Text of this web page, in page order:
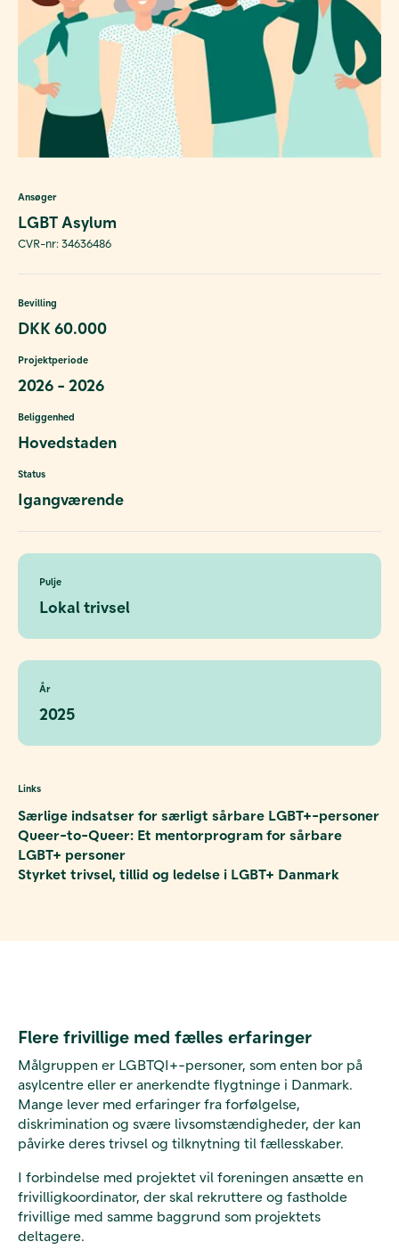
Ansøger
LGBT Asylum
CVR-nr: 34636486
Bevilling
DKK 60.000
Projektperiode
2026 - 2026
Beliggenhed
Hovedstaden
Status
Igangværende
Pulje
Lokal trivsel
År
2025
Links
Særlige indsatser for særligt sårbare LGBT+-personer
Queer-to-Queer: Et mentorprogram for sårbare
LGBT+ personer
Styrket trivsel, tillid og ledelse i LGBT+ Danmark
Flere frivillige med fælles erfaringer
Målgruppen er LGBTQI+-personer, som enten bor på
asylcentre eller er anerkendte flygtninge i Danmark.
Mange lever med erfaringer fra forfølgelse,
diskrimination og svære livsomstændigheder, der kan
påvirke deres trivsel og tilknytning til fællesskaber.
I forbindelse med projektet vil foreningen ansætte en
frivilligkoordinator, der skal rekruttere og fastholde
frivillige med samme baggrund som projektets
deltagere.